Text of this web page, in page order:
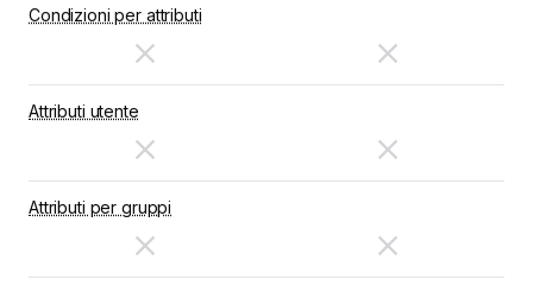
Condizioni per attributi
Attributi utente
Attributi per gruppi